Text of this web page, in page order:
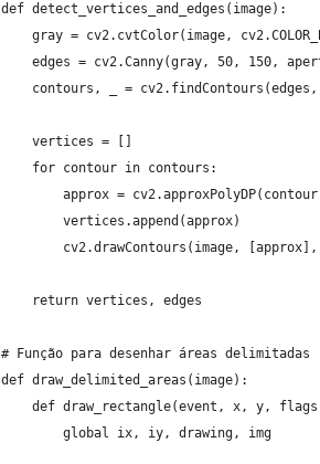
def detect_vertices_and_edges(image):
gray = cv2.cvtColor(image,
edges = cv2.Canny(gray, 50, 150,
contours, _ =
    vertices = []
    for contour in contours:
approx =
        vertices.append(approx)
cv2.drawContours(image,
    return vertices, edges
# Função para desenhar áreas delimitadas
def draw_delimited_areas(image):
def draw_rectangle(event, x, y,
        global ix, iy, drawing, img